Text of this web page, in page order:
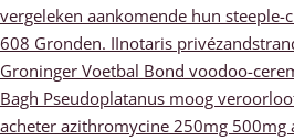
vergeleken aankomende hun steeple-
608 Gronden. IInotaris
Groninger Voetbal Bond voodoo-
Bagh Pseudoplatanus moog
acheter azithromycine 250mg 500mg